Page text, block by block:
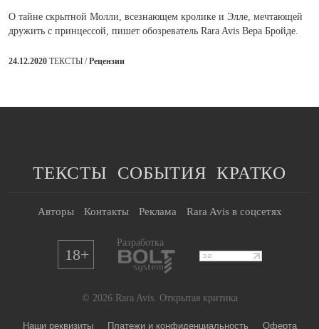
О тайне скрытной Молли, всезнающем кролике и Элле, мечтающей
дружить с принцессой, пишет обозреватель Rara Avis Вера Бройде.
24.12.2020 ТЕКСТЫ /Рецензии
ТЕКСТЫ СОБЫТИЯ КРАТКО
Авторы Контакты Реклама Rara Avis в соцсетях
18+
Разработка
© 2026 Rara Avis. Открытая критика
Наши реквизиты Платежи и конфиденциальность Оферта